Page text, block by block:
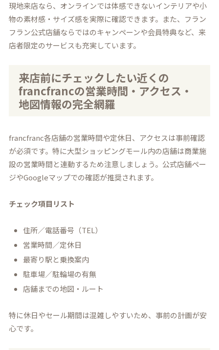
現地来店なら、オンラインでは体感できないインテリアや小
物の素材感・サイズ感を実際に確認できます。また、フラン
フラン公式店舗ならではのキャンペーンや会員特典など、来
店者限定のサービスも充実しています。
来店前にチェックしたい近くの
francfrancの営業時間・アクセス・
地図情報の完全網羅
francfranc各店舗の営業時間や定休日、アクセスは事前確認
が必須です。特に大型ショッピングモール内の店舗は商業施
設の営業時間と連動するため注意しましょう。公式店舗ペー
ジやGoogleマップでの確認が推奨されます。
チェック項目リスト
住所／電話番号（TEL）
営業時間／定休日
最寄り駅と乗換案内
駐車場／駐輪場の有無
店舗までの地図・ルート
特に休日やセール期間は混雑しやすいため、事前の計画が安
心です。